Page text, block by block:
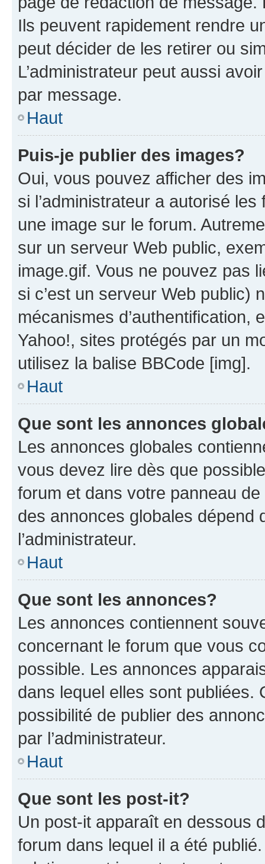
Ils peuvent rapidement rendre
peut décider de les retirer ou
L’administrateur peut aussi
par message.
Haut
Puis-je publier des images?
Oui, vous pouvez afficher des
si l’administrateur a autorisé
une image sur le forum.
sur un serveur Web public,
image.gif. Vous ne pouvez pas
si c’est un serveur Web public)
mécanismes d’authentification,
Yahoo!, sites protégés par un
utilisez la balise BBCode [img].
Haut
Que sont les annonces
Les annonces globales
vous devez lire dès que
forum et dans votre panneau
des annonces globales dépend
l’administrateur.
Haut
Que sont les annonces?
Les annonces contiennent
concernant le forum que vous
possible. Les annonces
dans lequel elles sont publiées.
possibilité de publier des
par l’administrateur.
Haut
Que sont les post-it?
Un post-it apparaît en dessous
forum dans lequel il a été